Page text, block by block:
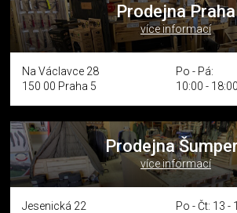
Prodejna Praha
více informací
Na Václavce 28
150 00 Praha 5
Po - Pá:
10:00 -
Prodejna
více informací
Jesenická 22
Po - Čt: 13 -